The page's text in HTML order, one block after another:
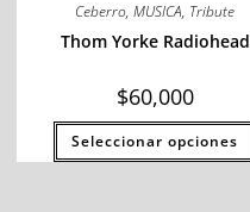
Ceberro,MUSICA, Tribute
Thom Yorke Radiohead
$60,000
Seleccionar opciones